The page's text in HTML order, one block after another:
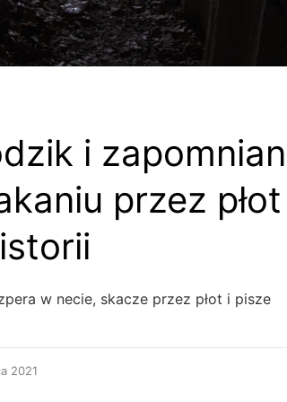
i
przez
w necie, skacze przez płot i pisze
2021